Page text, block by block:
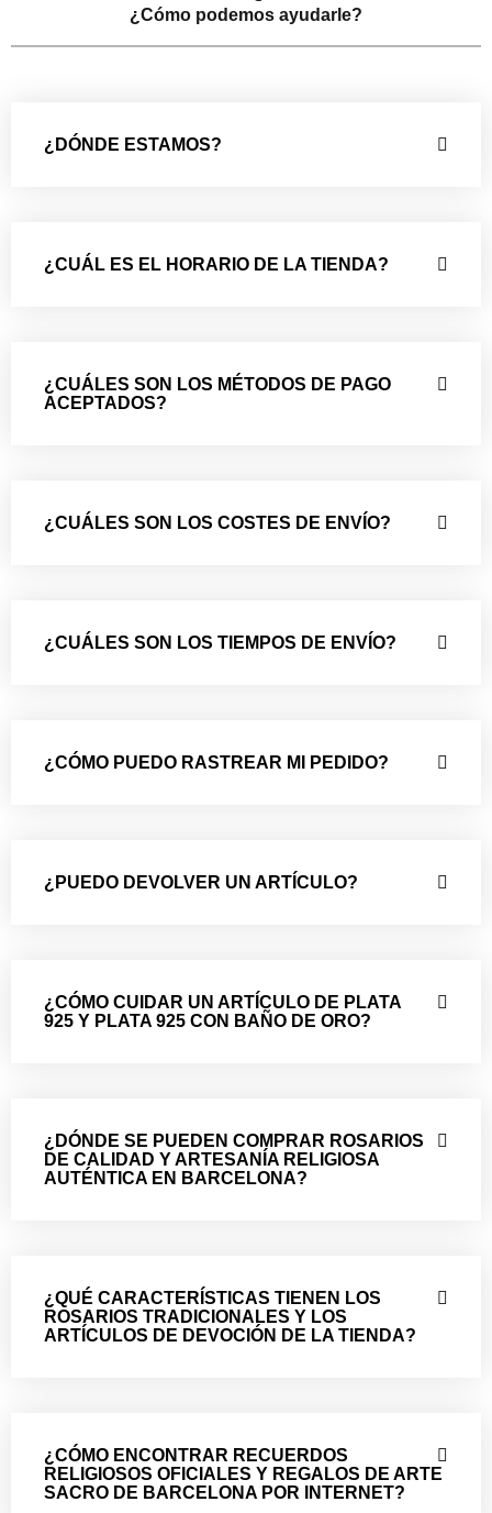
¿Cómo podemos ayudarle?
¿DÓNDE ESTAMOS?
¿CUÁL ES EL HORARIO DE LA TIENDA?
¿CUÁLES SON LOS MÉTODOS DE PAGO
ACEPTADOS?
¿CUÁLES SON LOS COSTES DE ENVÍO?
¿CUÁLES SON LOS TIEMPOS DE ENVÍO?
¿CÓMO PUEDO RASTREAR MI PEDIDO?
¿PUEDO DEVOLVER UN ARTÍCULO?
¿CÓMO CUIDAR UN ARTÍCULO DE PLATA
925 Y PLATA 925 CON BAÑO DE ORO?
¿DÓNDE SE PUEDEN COMPRAR ROSARIOS
DE CALIDAD Y ARTESANÍA RELIGIOSA
AUTÉNTICA EN BARCELONA?
¿QUÉ CARACTERÍSTICAS TIENEN LOS
ROSARIOS TRADICIONALES Y LOS
ARTÍCULOS DE DEVOCIÓN DE LA TIENDA?
¿CÓMO ENCONTRAR RECUERDOS
RELIGIOSOS OFICIALES Y REGALOS DE ARTE
SACRO DE BARCELONA POR INTERNET?